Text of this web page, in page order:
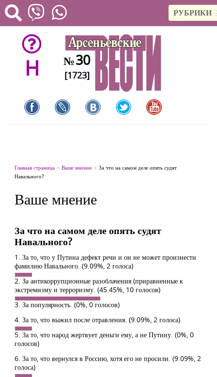
РУБРИКИ
H №30
[1723]
Главная страница Ваше мнение
За что на самом деле опять судят
Навального?
Ваше мнение
За что на самом деле опять судят
Навального?
1. За то, что у Путина дефект речи и он не может произнести
фамилию Навального. (9.09%, 2 голоса)
2. За антикоррупционные разоблачения (приравненные к
экстремизму и терроризму. (45.45%, 10 голосов)
3. За популярность. (0%, 0 голосов)
4. За то, что выжил после отравления. (9.09%, 2 голоса)
5. За то, что народ жертвует деньги ему, а не Путину. (0%, 0
голосов)
6. За то, что вернулся в Россию, хотя его не просили. (9.09%, 2
голоса)